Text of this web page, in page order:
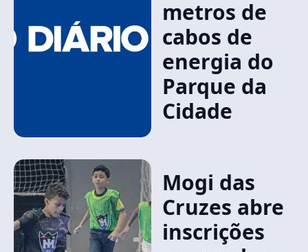
metros de
cabos de
energia do
Parque da
Cidade
Mogi das
Cruzes abre
inscrições